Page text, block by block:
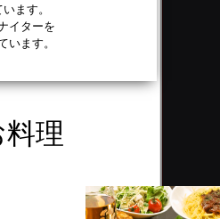
ます。
イターを
います。
料理